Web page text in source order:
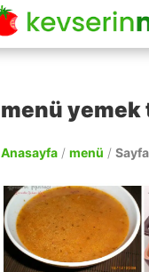
menü yemek
Anasayfa / menü /